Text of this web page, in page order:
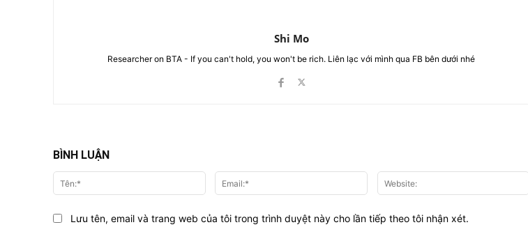
Shi Mo
Researcher on BTA - If you can't hold, you won't be rich. Liên lạc với mình qua FB bên dưới nhé
BÌNH LUẬN
Tên:* Email:*
Lưu tên, email và trang web của tôi trong trình duyệt này cho lần tiếp theo tôi nhận xét.